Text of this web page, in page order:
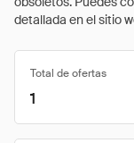
detallada en el sitio
Total de ofertas
1